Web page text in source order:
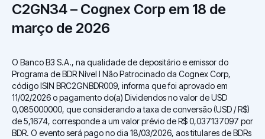
C2GN34 – Cognex Corp em 18 de
março de 2026
O Banco B3 S.A., na qualidade de depositário e emissor do
Programa de BDR Nível I Não Patrocinado da Cognex Corp,
código ISIN BRC2GNBDR009, informa que foi aprovado em
11/02/2026 o pagamento do(a) Dividendos no valor de USD
0,085000000, que considerando a taxa de conversão (USD / R$)
de 5,1674, corresponde a um valor prévio de R$ 0,037137097 por
BDR. O evento será pago no dia 18/03/2026, aos titulares de BDRs